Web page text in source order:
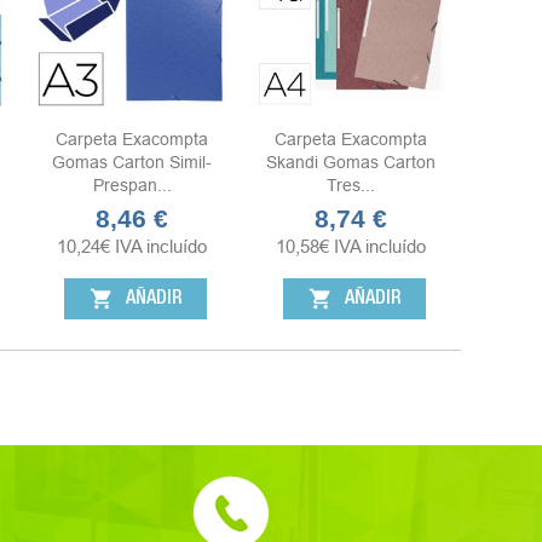
Carpeta Exacompta
Gomas Carton Simil-
Prespan...
Precio
8,46 €
10,24€ IVA incluído
shopping_cart AÑADIR
Carpeta Exacompta
Skandi Gomas Carton
Tres...
Precio
8,74 €
10,58€ IVA incluído
shopping_cart AÑADIR